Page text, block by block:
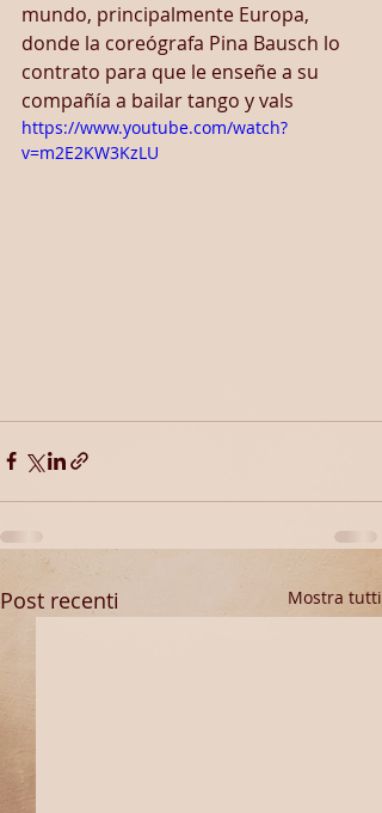
mundo, principalmente Europa,
donde la coreógrafa Pina Bausch lo
contrato para que le enseñe a su
compañía a bailar tango y vals
https://www.youtube.com/watch?
v=m2E2KW3KzLU
Post recenti Mostra tutti